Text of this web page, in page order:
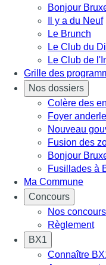
Bonjour
Il y a du Neuf
Le Brunch
Le Club du
Le Club de
Grille des
Nos dossiers
Colère des
Foyer
Nouveau
Fusion des
Bonjour
Fusillades à
Ma Commune
Concours
Nos concours
Règlement
BX1
Connaître